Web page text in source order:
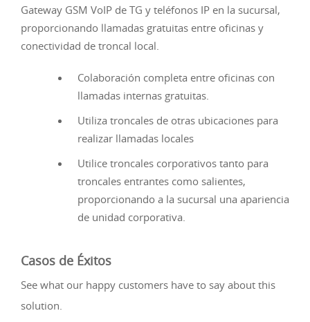
Gateway GSM VoIP de TG y teléfonos IP en la sucursal,
proporcionando llamadas gratuitas entre oficinas y
conectividad de troncal local.
Colaboración completa entre oficinas con
llamadas internas gratuitas.
Utiliza troncales de otras ubicaciones para
realizar llamadas locales
Utilice troncales corporativos tanto para
troncales entrantes como salientes,
proporcionando a la sucursal una apariencia
de unidad corporativa.
Casos de Éxitos
See what our happy customers have to say about this
solution.